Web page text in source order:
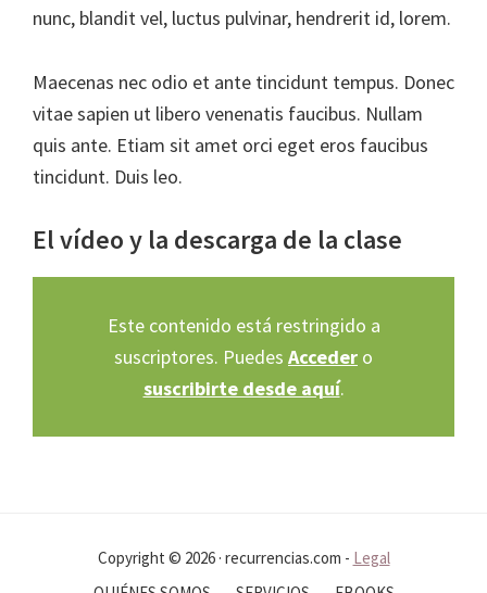
nunc, blandit vel, luctus pulvinar, hendrerit id, lorem.
Maecenas nec odio et ante tincidunt tempus. Donec
vitae sapien ut libero venenatis faucibus. Nullam
quis ante. Etiam sit amet orci eget eros faucibus
tincidunt. Duis leo.
El vídeo y la descarga de la clase
Este contenido está restringido a
suscriptores. Puedes Acceder o
suscribirte desde aquí.
Copyright © 2026 · recurrencias.com - Legal